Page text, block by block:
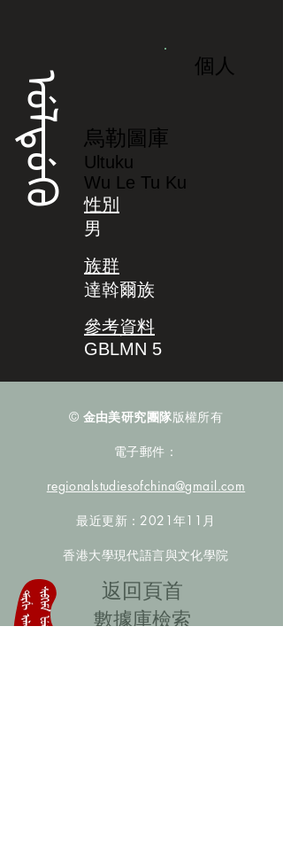
ᡠᠯᡨᡠᡴᡠ
個人
烏勒圖庫
Ultuku
Wu Le Tu Ku
性別
男
族群
達斡爾族
參考資料
GBLMN 5
© 金由美研究團隊版權所有
電子郵件：
regionalstudiesofchina@gmail.com
最近更新：2021年11月
香港大學現代語言與文化學院
​返回頁首
數據庫檢索